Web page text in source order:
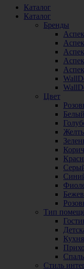
Каталог
Каталог
Бренды
Цвет
Белый
Тип
Кухня
Стиль